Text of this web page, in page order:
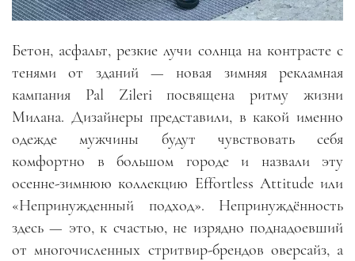
Бетон, асфальт, резкие лучи солнца на контрасте с
тенями от зданий — новая зимняя рекламная
кампания Pal Zileri посвящена ритму жизни
Милана. Дизайнеры представили, в какой именно
одежде мужчины будут чувствовать себя
комфортно в большом городе и назвали эту
осенне-зимнюю коллекцию Effortless Attitudeили
«Непринужденный подход». Непринуждённость
здесь— это, к счастью, не изрядно поднадоевший
от многочисленных стритвир-брендов оверсайз, а